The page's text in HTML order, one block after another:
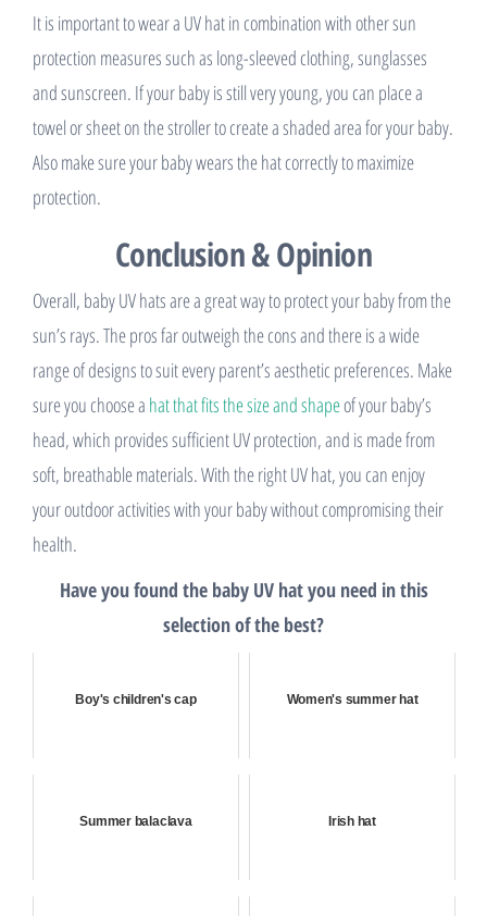
It is important to wear a UV hat in combination with other sun
protection measures such as long-sleeved clothing, sunglasses
and sunscreen. If your baby is still very young, you can place a
towel or sheet on the stroller to create a shaded area for your baby.
Also make sure your baby wears the hat correctly to maximize
protection.
Conclusion & Opinion
Overall, baby UV hats are a great way to protect your baby from the
sun’s rays. The pros far outweigh the cons and there is a wide
range of designs to suit every parent’s aesthetic preferences. Make
sure you choose a hat that fits the size and shapeof your baby’s
head, which provides sufficient UV protection, and is made from
soft, breathable materials. With the right UV hat, you can enjoy
your outdoor activities with your baby without compromising their
health.
Have you found the baby UV hat you need in this
selection of the best?
Boy's children's cap Women's summer hat
Summer balaclava Irish hat